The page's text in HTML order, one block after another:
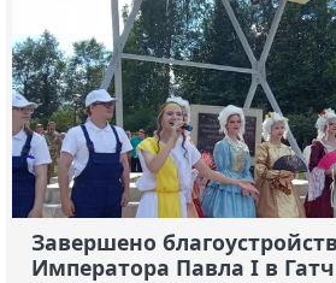
Завершено
Императора Павла I в